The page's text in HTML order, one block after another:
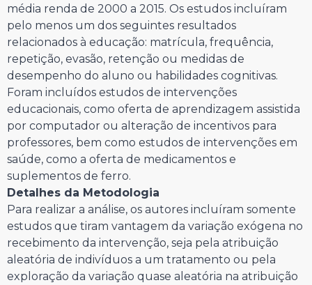
média renda de 2000 a 2015. Os estudos incluíram
pelo menos um dos seguintes resultados
relacionados à educação: matrícula, frequência,
repetição, evasão, retenção ou medidas de
desempenho do aluno ou habilidades cognitivas.
Foram incluídos estudos de intervenções
educacionais, como oferta de aprendizagem assistida
por computador ou alteração de incentivos para
professores, bem como estudos de intervenções em
saúde, como a oferta de medicamentos e
suplementos de ferro.
Detalhes da Metodologia
Para realizar a análise, os autores incluíram somente
estudos que tiram vantagem da variação exógena no
recebimento da intervenção, seja pela atribuição
aleatória de indivíduos a um tratamento ou pela
exploração da variação quase aleatória na atribuição